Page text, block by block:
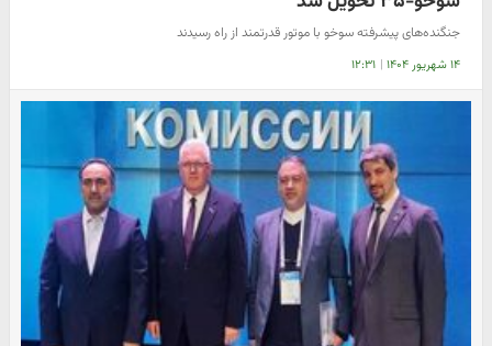
جنگنده‌های پیشرفته سوخو با موتور قدرتمند از راه رسیدند
۱۴ شهریور ۱۴۰۴ | ۱۲:۳۱